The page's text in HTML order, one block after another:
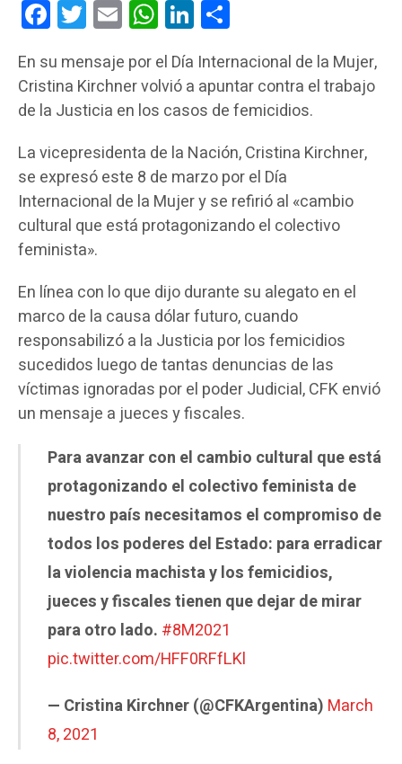
FacebookTwitterEmail WhatsAppLinkedIn
En su mensaje por el Día Internacional de la Mujer,
Cristina Kirchner volvió a apuntar contra el trabajo
de la Justicia en los casos de femicidios.
La vicepresidenta de la Nación, Cristina Kirchner,
se expresó este 8 de marzo por el Día
Internacional de la Mujer y se refirió al «cambio
cultural que está protagonizando el colectivo
feminista».
En línea con lo que dijo durante su alegato en el
marco de la causa dólar futuro, cuando
responsabilizó a la Justicia por los femicidios
sucedidos luego de tantas denuncias de las
víctimas ignoradas por el poder Judicial, CFK envió
un mensaje a jueces y fiscales.
Para avanzar con el cambio cultural que está
protagonizando el colectivo feminista de
nuestro país necesitamos el compromiso de
todos los poderes del Estado: para erradicar
la violencia machista y los femicidios,
jueces y fiscales tienen que dejar de mirar
para otro lado. #8M2021
pic.twitter.com/HFF0RFfLKl
— Cristina Kirchner (@CFKArgentina) March
8, 2021